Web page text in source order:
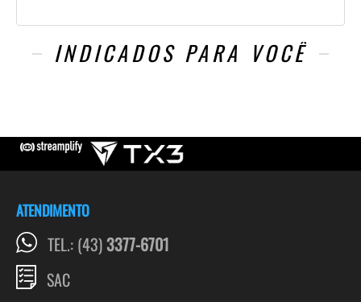
INDICADOS PARA VOCÊ
ATENDIMENTO
TEL.: (43)3377-6701
SAC